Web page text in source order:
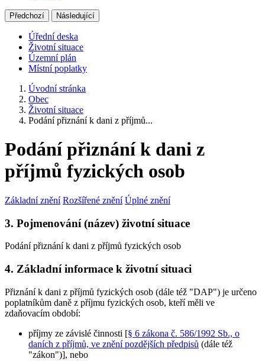
Předchozí Následující
Úřední deska
Životní situace
Územní plán
Místní poplatky
Úvodní stránka
Obec
Životní situace
Podání přiznání k dani z příjmů...
Podání přiznání k dani z
příjmů fyzických osob
Základní znění Rozšířené znění Úplné znění
3. Pojmenování (název) životní situace
Podání přiznání k dani z příjmů fyzických osob
4. Základní informace k životní situaci
Přiznání k dani z příjmů fyzických osob (dále též "DAP") je určeno
poplatníkům daně z příjmu fyzických osob, kteří měli ve
zdaňovacím období:
příjmy ze závislé činnosti [§ 6 zákona č. 586/1992 Sb., o
daních z příjmů, ve znění pozdějších předpisů (dále též
"zákon")], nebo